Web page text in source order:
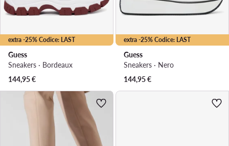
extra -25% Codice: LAST
Guess
Sneakers · Bordeaux
144,95€
extra -25% Codice: LAST
Guess
Sneakers · Nero
144,95€